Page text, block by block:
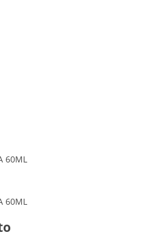
60ML
60ML